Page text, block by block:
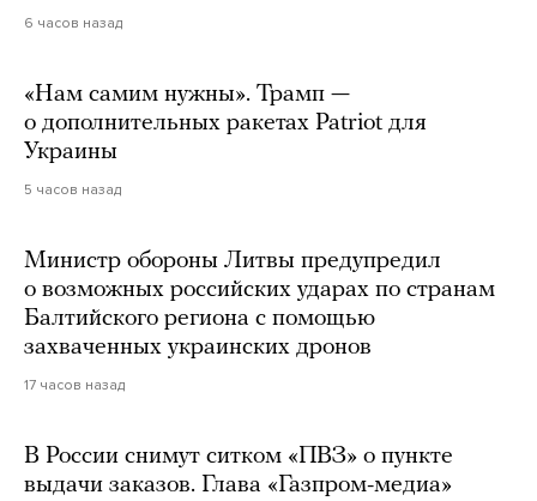
6 часов назад
«Нам самим нужны». Трамп —
о дополнительных ракетах Patriot для
Украины
5 часов назад
Министр обороны Литвы предупредил
о возможных российских ударах по странам
Балтийского региона с помощью
захваченных украинских дронов
17 часов назад
В России снимут ситком «ПВЗ» о пункте
выдачи заказов. Глава «Газпром-медиа»